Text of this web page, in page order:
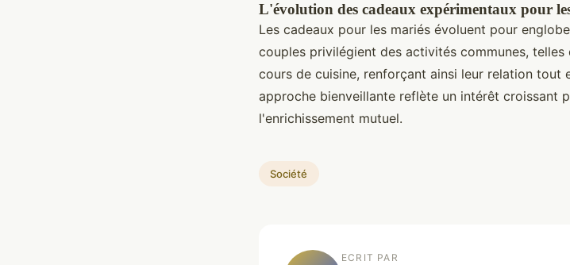
L'évolution des cadeaux expérimentaux pour
Les cadeaux pour les mariés évoluent pour
couples privilégient des activités communes,
cours de cuisine, renforçant ainsi leur relation tout
approche bienveillante reflète un intérêt croissant
l'enrichissement mutuel.
Société
ECRIT PAR